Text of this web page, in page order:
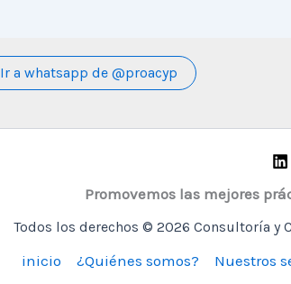
Ir a whatsapp de @proacyp
Promovemos las mejores
Todos los derechos © 2026 Consultoría y
inicio ¿Quiénes somos? Nuestros